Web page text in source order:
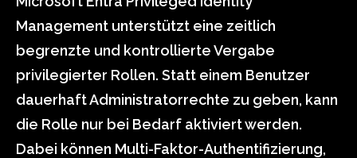
Management unterstützt eine zeitlich
begrenzte und kontrollierte Vergabe
privilegierter Rollen. Statt einem Benutzer
dauerhaft Administratorrechte zu geben, kann
die Rolle nur bei Bedarf aktiviert werden.
Dabei können Multi-Faktor-Authentifizierung,